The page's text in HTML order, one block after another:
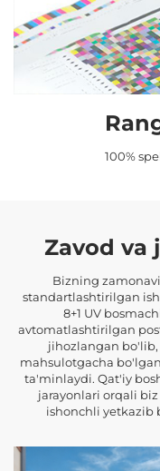
100%
Zavod va
Bizning
standartlashtirilgan
8+1 UV
avtomatlashtirilgan
jihozlangan
mahsulotgacha
ta'minlaydi. Qat'iy
jarayonlari orqali
ishonchli yetkazib